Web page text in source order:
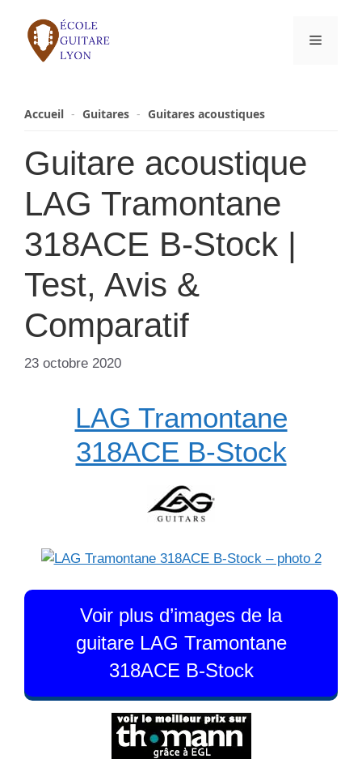
contenu
Menu
Accueil - Guitares - Guitares acoustiques
Guitare acoustique
LAG Tramontane
318ACE B-Stock |
Test, Avis &
Comparatif
23 octobre 2020
LAG Tramontane
318ACE B-Stock
Voir plus d’images de la
guitare LAG Tramontane
318ACE B-Stock